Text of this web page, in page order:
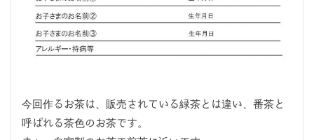
今回作るお茶は、販売されている緑茶とは違い、番茶と
呼ばれる茶色のお茶です。